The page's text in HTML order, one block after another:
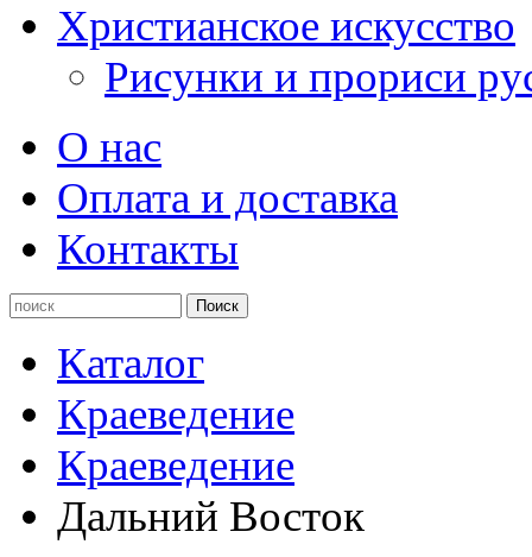
Христианское искусство
Рисунки и прориси
О нас
Оплата и доставка
Контакты
Каталог
Краеведение
Краеведение
Дальний Восток